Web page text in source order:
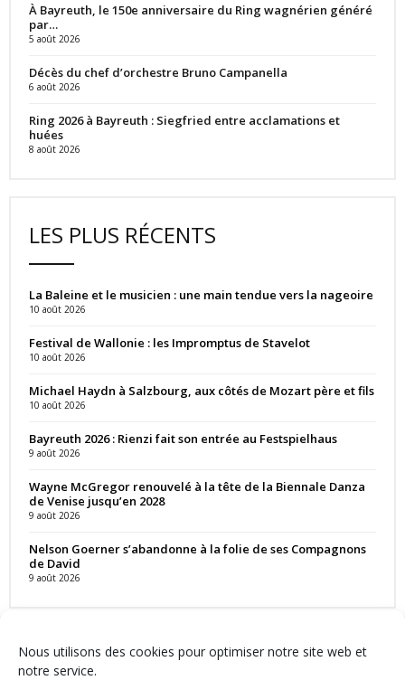
Nous utilisons des cookies pour optimiser notre site web et
notre service.
À Bayreuth, le 150e anniversaire du Ring wagnérien généré
par…
5 août 2026
Décès du chef d’orchestre Bruno Campanella
6 août 2026
Ring 2026 à Bayreuth : Siegfried entre acclamations et
huées
8 août 2026
LES PLUS RÉCENTS
La Baleine et le musicien : une main tendue vers la nageoire
10 août 2026
Festival de Wallonie : les Impromptus de Stavelot
10 août 2026
Michael Haydn à Salzbourg, aux côtés de Mozart père et fils
10 août 2026
Bayreuth 2026 : Rienzi fait son entrée au Festspielhaus
9 août 2026
Wayne McGregor renouvelé à la tête de la Biennale Danza
de Venise jusqu’en 2028
9 août 2026
Nelson Goerner s’abandonne à la folie de ses Compagnons
de David
9 août 2026